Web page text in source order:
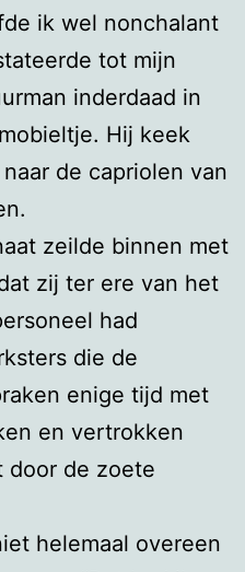
ik wel nonchalant
tot mijn
inderdaad in
Hij keek
de capriolen van
zeilde binnen met
zij ter ere van het
had
die de
enige tijd met
en vertrokken
door de zoete
helemaal overeen